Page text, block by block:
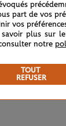
part de vos
vos
savoir plus sur
notre
TOUT
REFUSER